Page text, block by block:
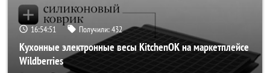
16:54:50 Получили:432
Кухонные электронные весы KitchenOK на маркетплейсе
Wildberries